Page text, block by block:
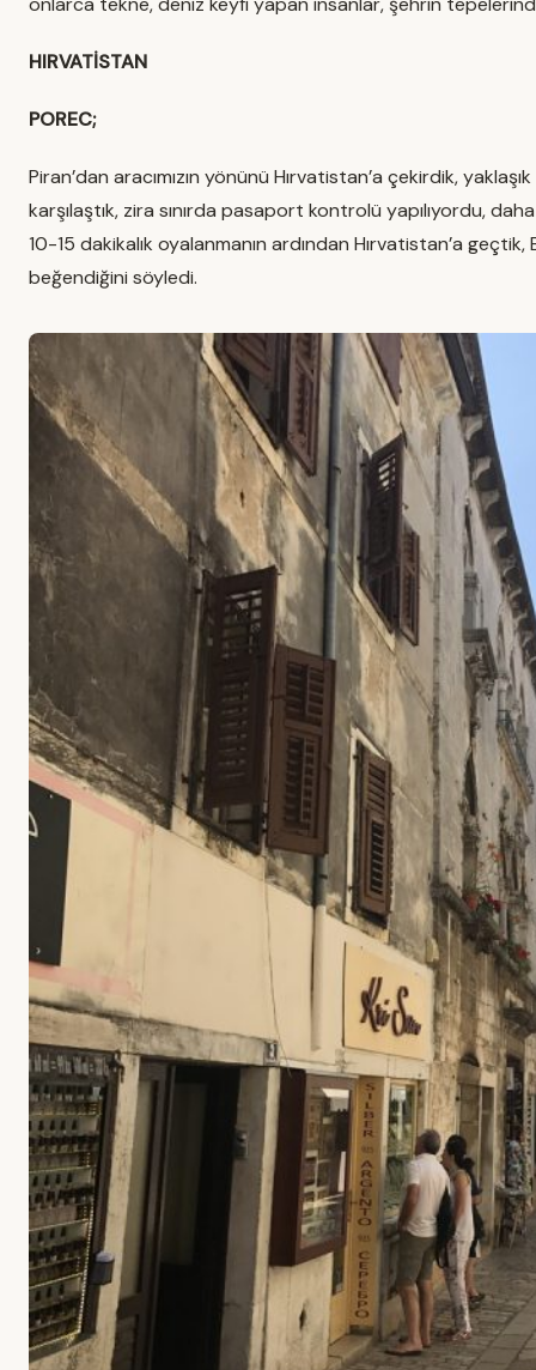
HIRVATİSTAN
POREC;
Piran’dan aracımızın yönünü Hırvatistan’a çekirdik,
karşılaştık, zira sınırda pasaport kontrolü yapılıyordu,
10-15 dakikalık oyalanmanın ardından Hırvatistan’a
beğendiğini söyledi.